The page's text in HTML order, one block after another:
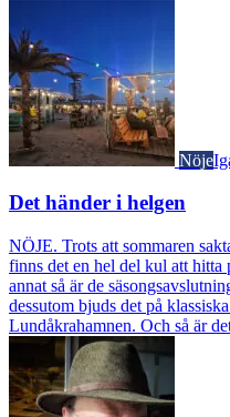
Nöje
Det händer i helgen
NÖJE. Trots att sommaren
finns det en hel del kul att hitta
annat så är de
dessutom bjuds det på
Lundåkrahamnen. Och så är